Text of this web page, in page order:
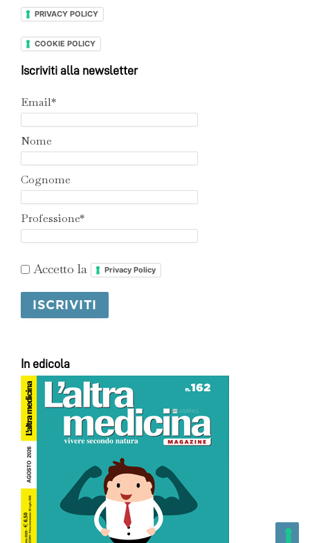
PRIVACY POLICY
COOKIE POLICY
Iscriviti alla newsletter
Email*
Nome
Cognome
Professione*
Accetto la Privacy Policy
In edicola